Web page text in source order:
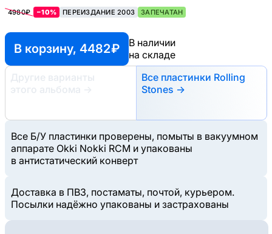
4980₽ −10% ПЕРЕИЗДАНИЕ 2003 ЗАПЕЧАТАН
В корзину, 4482 ₽
В наличии
на складе
Другие варианты
этого альбома
→
Все пластинки Rolling
Stones →
Все Б/У пластинки проверены, помыты в вакуумном
аппарате Okki Nokki RCM и упакованы
в антистатический конверт
Доставка в ПВЗ, постаматы, почтой, курьером.
Посылки надёжно упакованы и застрахованы